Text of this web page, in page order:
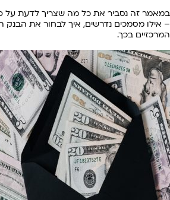
במאמר זה נסביר את כל מה שצריך לדעת על
– אילו מסמכים נדרשים, איך לבחור את הבנק
המרכזיים בכך.